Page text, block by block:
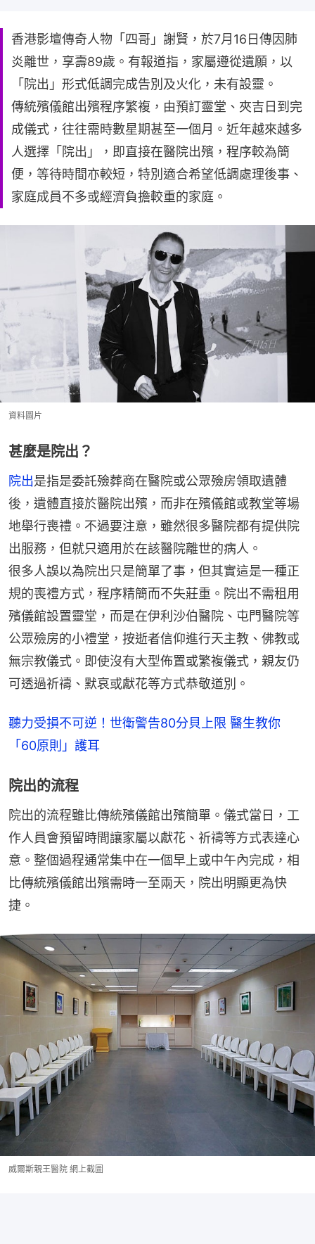
香港影壇傳奇人物「四哥」謝賢，於7月16日傳因肺
炎離世，享壽89歲。有報道指，家屬遵從遺願，以
「院出」形式低調完成告別及火化，未有設靈。
傳統殯儀館出殯程序繁複，由預訂靈堂、夾吉日到完
成儀式，往往需時數星期甚至一個月。近年越來越多
人選擇「院出」，即直接在醫院出殯，程序較為簡
便，等待時間亦較短，特別適合希望低調處理後事、
家庭成員不多或經濟負擔較重的家庭。
資料圖片
甚麼是院出？
院出是指是委託殮葬商在醫院或公眾殮房領取遺體
後，遺體直接於醫院出殯，而非在殯儀館或教堂等場
地舉行喪禮。不過要注意，雖然很多醫院都有提供院
出服務，但就只適用於在該醫院離世的病人。
很多人誤以為院出只是簡單了事，但其實這是一種正
規的喪禮方式，程序精簡而不失莊重。院出不需租用
殯儀館設置靈堂，而是在伊利沙伯醫院、屯門醫院等
公眾殮房的小禮堂，按逝者信仰進行天主教、佛教或
無宗教儀式。即使沒有大型佈置或繁複儀式，親友仍
可透過祈禱、默哀或獻花等方式恭敬道別。
聽力受損不可逆！世衛警告80分貝上限 醫生教你
「60原則」護耳
院出的流程
院出的流程雖比傳統殯儀館出殯簡單。儀式當日，工
作人員會預留時間讓家屬以獻花、祈禱等方式表達心
意。整個過程通常集中在一個早上或中午內完成，相
比傳統殯儀館出殯需時一至兩天，院出明顯更為快
捷。
威爾斯親王醫院 網上截圖